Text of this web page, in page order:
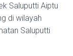
Saluputti Aiptu
di wilayah
Saluputti